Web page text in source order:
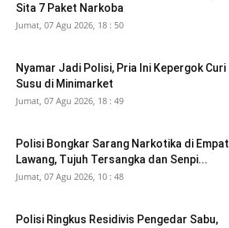
Sita 7 Paket Narkoba
Jumat, 07 Agu 2026, 18 : 50
Nyamar Jadi Polisi, Pria Ini Kepergok Curi
Susu di Minimarket
Jumat, 07 Agu 2026, 18 : 49
Polisi Bongkar Sarang Narkotika di Empat
Lawang, Tujuh Tersangka dan Senpi...
Jumat, 07 Agu 2026, 10 : 48
Polisi Ringkus Residivis Pengedar Sabu,